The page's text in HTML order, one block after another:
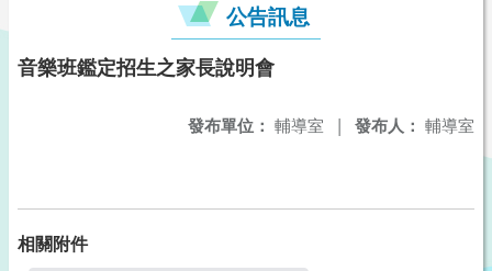
公告訊息
音樂班鑑定招生之家長說明會
發布人： 輔導室
發布單位： 輔導室 |
相關附件